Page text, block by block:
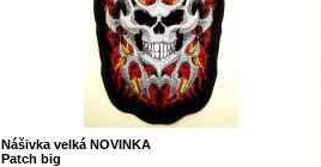
Nášivka velká NOVINKA
Patch big